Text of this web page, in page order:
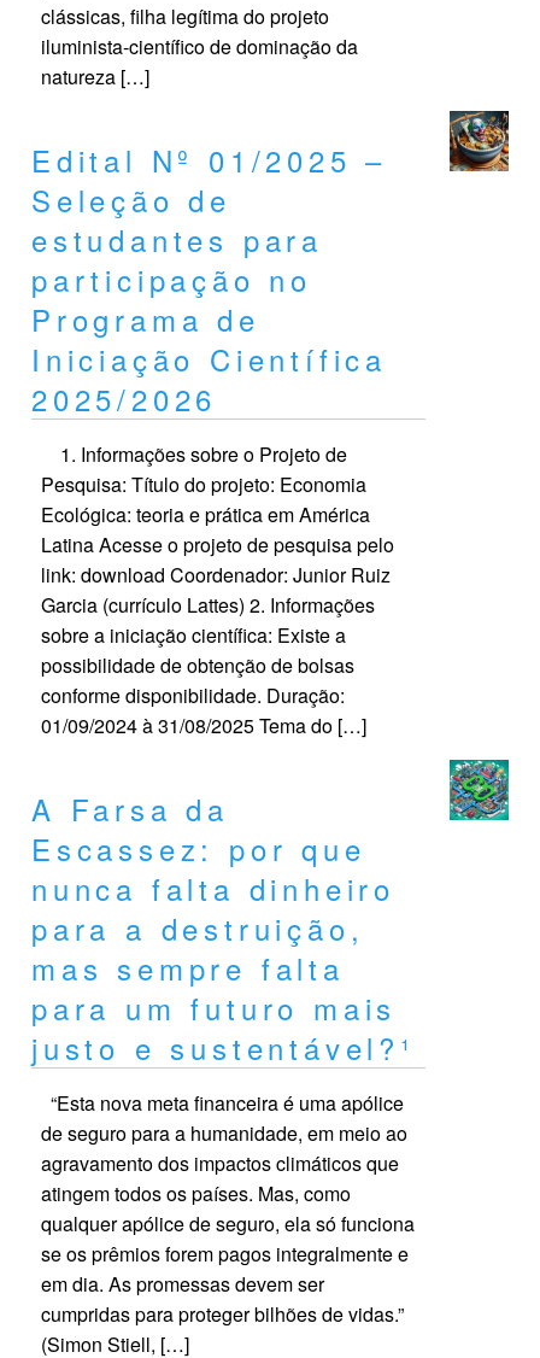
clássicas, filha legítima do projeto
iluminista-científico de dominação da
natureza […]
Edital Nº 01/2025 –
Seleção de
estudantes para
participação no
Programa de
Iniciação Científica
2025/2026
1. Informações sobre o Projeto de
Pesquisa: Título do projeto: Economia
Ecológica: teoria e prática em América
Latina Acesse o projeto de pesquisa pelo
link: download Coordenador: Junior Ruiz
Garcia (currículo Lattes) 2. Informações
sobre a iniciação científica: Existe a
possibilidade de obtenção de bolsas
conforme disponibilidade. Duração:
01/09/2024 à 31/08/2025 Tema do […]
A Farsa da
Escassez: por que
nunca falta dinheiro
para a destruição,
mas sempre falta
para um futuro mais
justo e sustentável?¹
“Esta nova meta financeira é uma apólice
de seguro para a humanidade, em meio ao
agravamento dos impactos climáticos que
atingem todos os países. Mas, como
qualquer apólice de seguro, ela só funciona
se os prêmios forem pagos integralmente e
em dia. As promessas devem ser
cumpridas para proteger bilhões de vidas.”
(Simon Stiell, […]